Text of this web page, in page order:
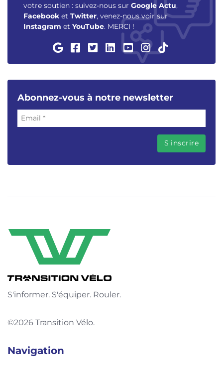
votre soutien : suivez-nous sur Google Actu,
Facebook et Twitter, venez-nous voir sur
Instagram et YouTube. MERCI !
Abonnez-vous à notre newsletter
S'informer. S'équiper. Rouler.
©2026 Transition Vélo.
Navigation